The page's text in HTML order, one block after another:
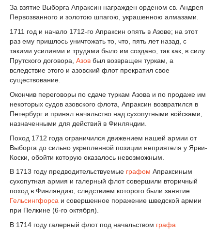
За взятие Выборга Апраксин награжден орденом св. Андрея
Первозванного и золотою шпагою, украшенною алмазами.
1711 год и начало 1712-го Апраксин опять в Азове; на этот
раз ему пришлось уничтожать то, что, пять лет назад, с
такими усилиями и трудами было им создано, так как, в силу
Прутского договора, Азов был возвращен туркам, а
вследствие этого и азовский флот прекратил свое
существование.
Окончив переговоры по сдаче туркам Азова и по продаже им
некоторых судов азовского флота, Апраксин возвратился в
Петербург и принял начальство над сухопутными войсками,
назначенными для действий в Финляндии.
Поход 1712 года ограничился движением нашей армии от
Выборга до сильно укрепленной позиции неприятеля у Ярви-
Коски, обойти которую оказалось невозможным.
В 1713 году предводительствуемые графом Апраксиным
сухопутная армия и галерный флот совершили вторичный
поход в Финляндию, следствием которого были занятие
Гельсингфорса и совершенное поражение шведской армии
при Пелкине (6-го октября).
В 1714 году галерный флот под начальством графа